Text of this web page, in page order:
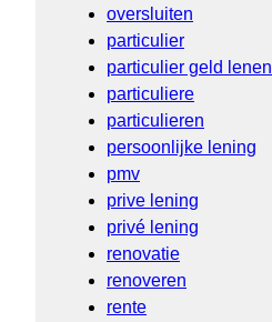
oversluiten
particulier
particulier geld lenen
particuliere
particulieren
persoonlijke lening
pmv
prive lening
privé lening
renovatie
renoveren
rente